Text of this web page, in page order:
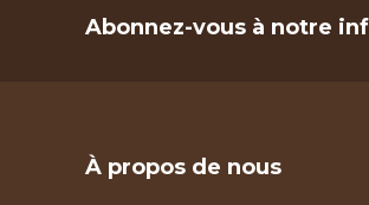
Abonnez-vous à notre
À propos de nous